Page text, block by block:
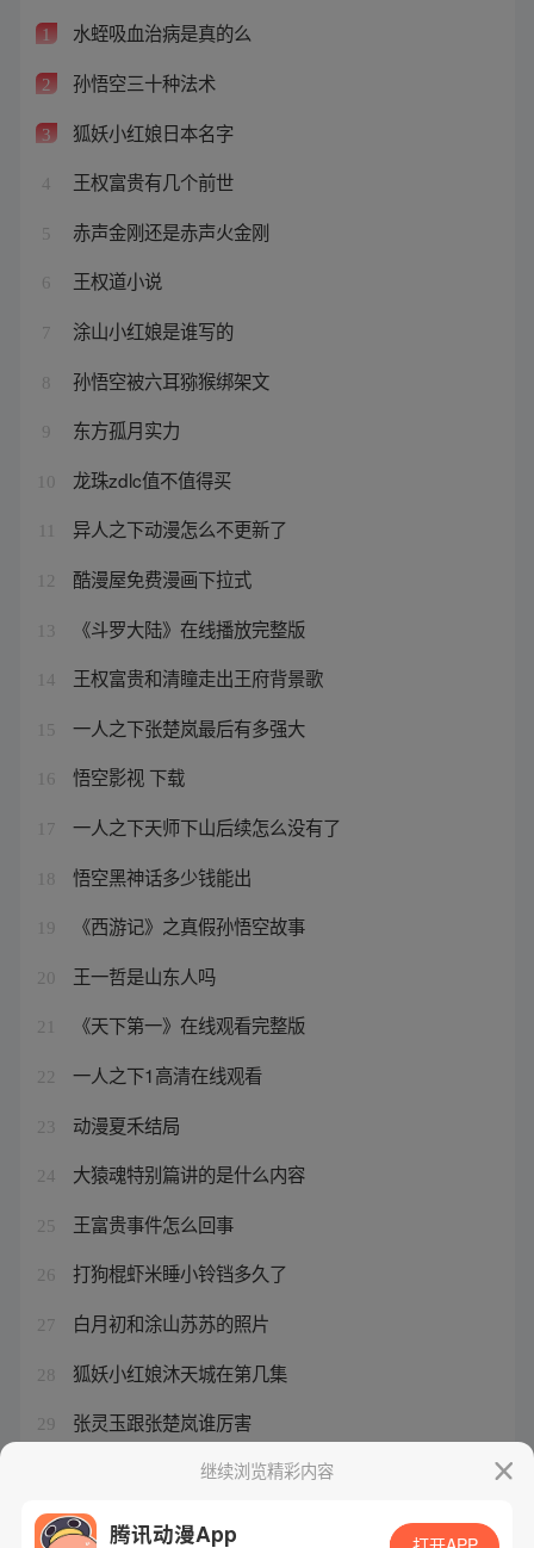
1 水蛭吸血治病是真的么
2 孙悟空三十种法术
3 狐妖小红娘日本名字
4 王权富贵有几个前世
5 赤声金刚还是赤声火金刚
6 王权道小说
7 涂山小红娘是谁写的
8 孙悟空被六耳猕猴绑架文
9 东方孤月实力
10 龙珠zdlc值不值得买
异人之下动漫怎么不更新了
12 酷漫屋免费漫画下拉式
13 《斗罗大陆》在线播放完整版
14 王权富贵和清瞳走出王府背景歌
15 一人之下张楚岚最后有多强大
16 悟空影视 下载
17 一人之下天师下山后续怎么没有了
18 悟空黑神话多少钱能出
19 《西游记》之真假孙悟空故事
20 王一哲是山东人吗
21 《天下第一》在线观看完整版
22 一人之下1高清在线观看
23 动漫夏禾结局
24 大猿魂特别篇讲的是什么内容
25 王富贵事件怎么回事
26 打狗棍虾米睡小铃铛多久了
27 白月初和涂山苏苏的照片
28 狐妖小红娘沐天城在第几集
29 张灵玉跟张楚岚谁厉害
龙珠传奇结局易欢血衣什么意思
继续浏览精彩内容
腾讯动漫App